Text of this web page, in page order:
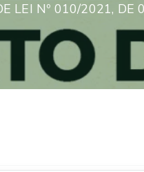
LEI Nº 010/2021, DE